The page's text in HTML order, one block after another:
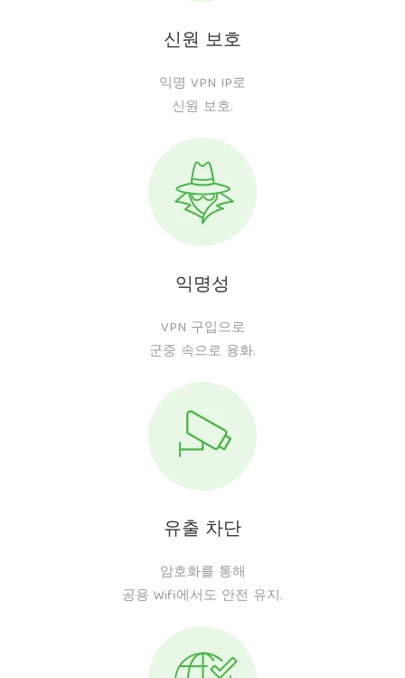
신원 보호
익명 VPN IP로
신원 보호.
익명성
VPN 구입으로
군중 속으로 융화.
유출 차단
암호화를 통해
공용 Wifi에서도 안전 유지.